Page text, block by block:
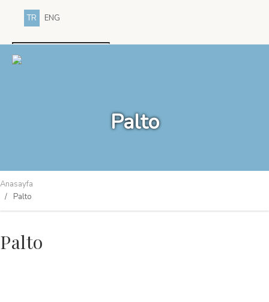
TR ENG
Palto
Anasayfa
Palto
Palto